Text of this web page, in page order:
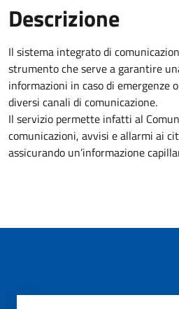
Descrizione
Il sistema integrato di
strumento che serve a garantire
informazioni in caso di emergenze
diversi canali di comunicazione.
Il servizio permette infatti al
comunicazioni, avvisi e allarmi ai
assicurando un’informazione